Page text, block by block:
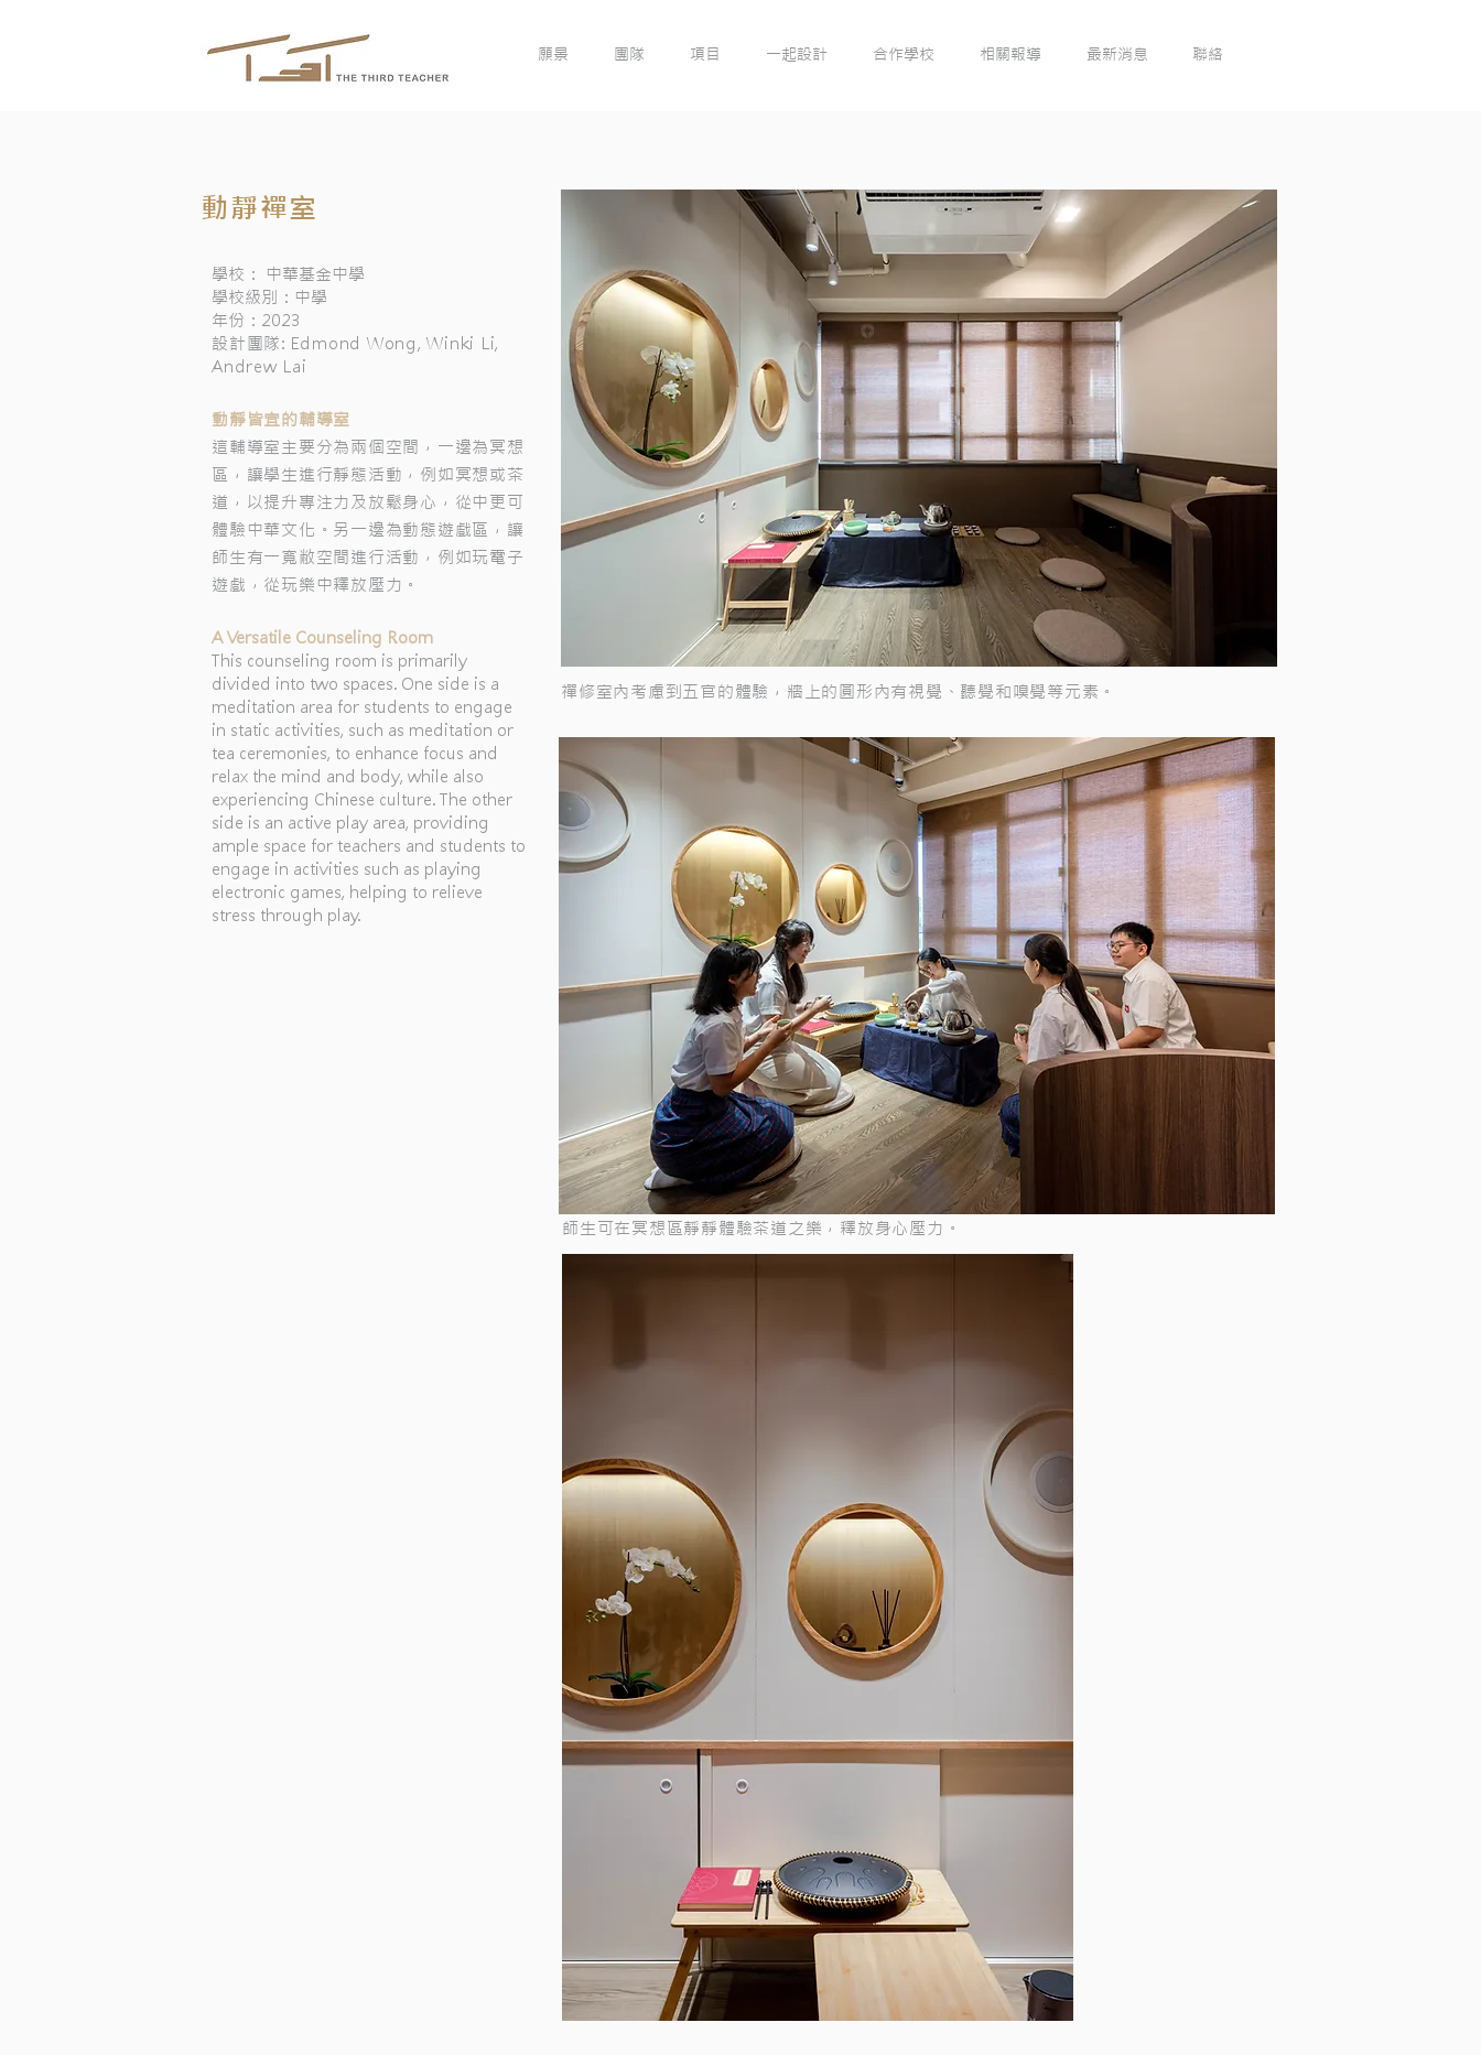
願景 團隊 項目 一起設計 合作學校 相關報導 最新消息 聯絡
動靜禪室
學校： 中華基金中學
學校級別：中學
年份：2023
設計團隊: Edmond Wong, Winki Li,
Andrew Lai
動靜皆宜的輔導室
這輔導室主要分為兩個空間，一邊為冥想
區，讓學生進行靜態活動，例如冥想或茶
道，以提升專注力及放鬆身心，從中更可
體驗中華文化。另一邊為動態遊戲區，讓
師生有一寬敝空間進行活動，例如玩電子
遊戲，從玩樂中釋放壓力。
A Versatile Counseling Room
This counseling room is primarily
divided into two spaces. One side is a
meditation area for students to engage
in static activities, such as meditation or
tea ceremonies, to enhance focus and
relax the mind and body, while also
experiencing Chinese culture. The other
side is an active play area, providing
ample space for teachers and students to
engage in activities such as playing
electronic games, helping to relieve
stress through play.
禪修室內考慮到五官的體驗，牆上的圓形內有視覺、聽覺和嗅覺等元素。
師生可在冥想區靜靜體驗茶道之樂，釋放身心壓力。